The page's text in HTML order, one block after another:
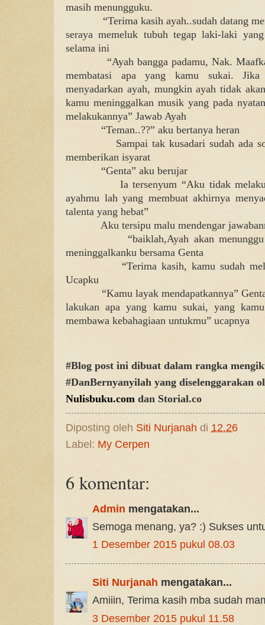
masih menungguku.
“Terima kasih ayah..sudah datang
seraya memeluk tubuh tegap laki-laki
selama ini
“Ayah bangga padamu, Nak.
membatasi apa yang kamu sukai.
menyadarkan ayah, mungkin ayah tidak
kamu meninggalkan musik yang pada
melakukannya” Jawab Ayah
“Teman..??” aku bertanya heran
Sampai tak kusadari sudah ada
memberikan isyarat
“Genta” aku berujar
Ia tersenyum “Aku tidak
ayahmu lah yang membuat akhirnya
talenta yang hebat”
Aku tersipu malu mendengar
“baiklah,Ayah akan
meninggalkanku bersama Genta
“Terima kasih, kamu sudah
Ucapku
“Kamu layak mendapatkannya”
lakukan apa yang kamu sukai, yang
membawa kebahagiaan untukmu” ucapnya
#Blog post ini dibuat dalam rangka
#DanBernyanyilah yang diselenggarakan
Nulisbuku.com dan Storial.co
Diposting oleh Siti Nurjanah di 12.26
Label: My Cerpen
6 komentar:
Admin mengatakan...
Semoga menang, ya? :) Sukses
1 Desember 2015 pukul 08.03
Siti Nurjanah mengatakan...
Amiiin, Terima kasih mba sudah
3 Desember 2015 pukul 11.58